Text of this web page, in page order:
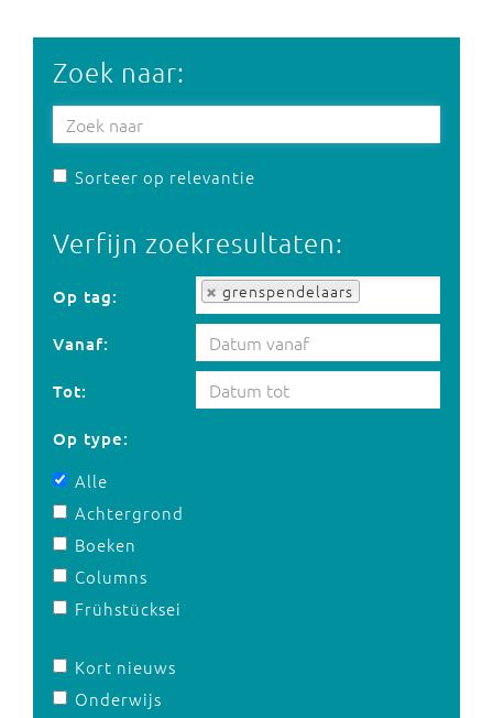
Zoek naar:
Sorteer op relevantie
Verfijn zoekresultaten:
Op tag: grenspendelaars
Op tag:
Vanaf:
Tot:
Op type:
Alle
Achtergrond
Boeken
Columns
Frühstücksei
Kort nieuws
Onderwijs